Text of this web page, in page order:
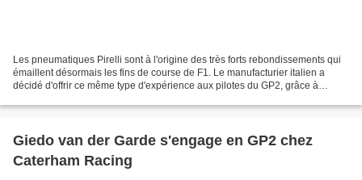
Les pneumatiques Pirelli sont à l'origine des très forts rebondissements qui
émaillent désormais les fins de course de F1. Le manufacturier italien a
décidé d'offrir ce même type d'expérience aux pilotes du GP2, grâce à
Giedo van der Garde s'engage en GP2 chez
Caterham Racing